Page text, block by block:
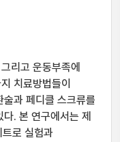
리고 운동부족에
치료방법들이
과 페디클 스크류를
. 본 연구에서는 제
로 실험과